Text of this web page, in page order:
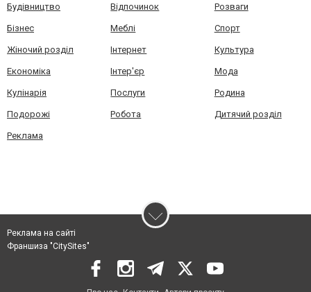
Будівництво Відпочинок Розваги
Бізнес Меблі Спорт
Жіночий розділ Інтернет Культура
Економіка Інтер'єр Мода
Кулінарія Послуги Родина
Подорожі Робота Дитячий розділ
Реклама
Реклама на сайті
Франшиза "CitySites"